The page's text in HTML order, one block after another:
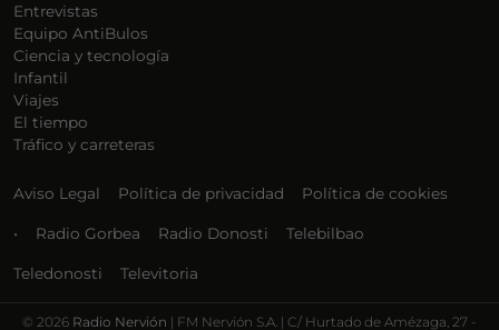
Entrevistas
Equipo AntiBulos
Ciencia y tecnología
Infantil
Viajes
El tiempo
Tráfico y carreteras
Aviso Legal Política de privacidad Política de cookies
• Radio Gorbea Radio Donosti Telebilbao
Teledonosti Televitoria
© 2026 Radio Nervión | FM Nervión S.A. | C/ Hurtado de Amézaga, 27 -